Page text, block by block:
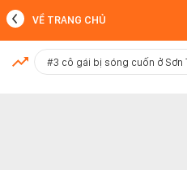
MỚI NHẤT
VỀ TRANG CHỦ
#3 cô gái bị sóng cuốn ở Sơn